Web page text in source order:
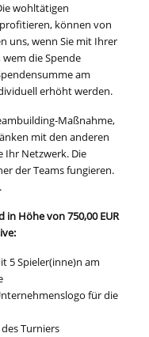
wohltätigen
können von
uns, wenn Sie mit Ihrer
die Spende
am
erhöht werden.
Maßnahme,
mit den anderen
Ihr Netzwerk. Die
der Teams fungieren.
Höhe von 750,00 EUR
5 Spieler(inne)n am
für die
Turniers